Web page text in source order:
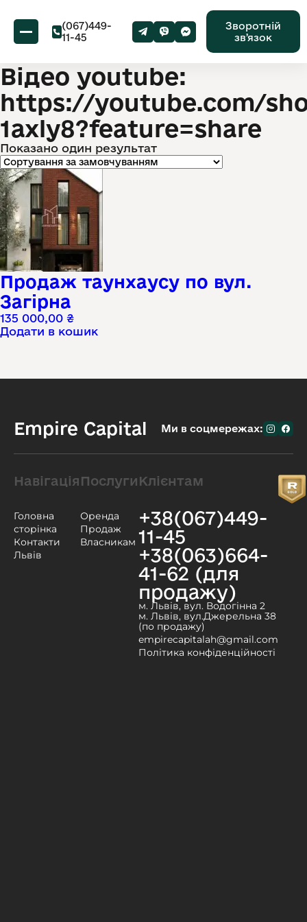
(067)449-
11-45
Зворотній
звʼязок
Відео youtube:
https://youtube.com/
1axly8?feature=share
Показано один результат
Продаж таунхаусу по вул.
Загірна
135 000,00 ₴
Додати в кошик
Empire Capital Ми в соцмережах:
Навігація
Головна
сторінка
Контакти
Львів
Послуги
Оренда
Продаж
Власникам
Клієнтам
+38(067)449-
11-45
+38(063)664-
41-62 (для
продажу)
м. Львів, вул. Водогінна 2
м. Львів, вул.Джерельна 38
(по продажу)
empirecapitalah@gmail.com
Політика конфіденційності